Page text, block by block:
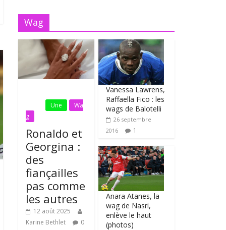
Wag
Une
Wa
g
Ronaldo et
Georgina :
des
fiançailles
pas comme
les autres
12 août 2025
Karine Bethlet
0
Vanessa Lawrens,
Raffaella Fico : les
wags de Balotelli
26 septembre
2016
1
Anara Atanes, la
wag de Nasri,
enlève le haut
(photos)